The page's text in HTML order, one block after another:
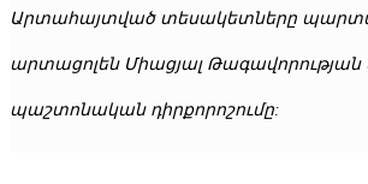
Արտահայտված տեսակետները
արտացոլեն Միացյալ
պաշտոնական դիրքորոշումը: